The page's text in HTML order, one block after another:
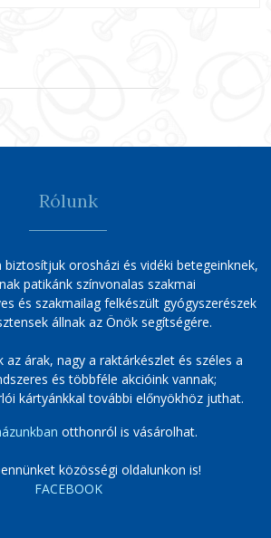
Rólunk
orosházi és vidéki betegeinknek,
patikánk színvonalas szakmai
és szakmailag felkészült gyógyszerészek
állnak az Önök segítségére.
az árak, nagy a raktárkészlet és széles a
és többféle akcióink vannak;
kártyánkkal további előnyökhöz juthat.
otthonról is vásárolhat.
közösségi oldalunkon is!
FACEBOOK